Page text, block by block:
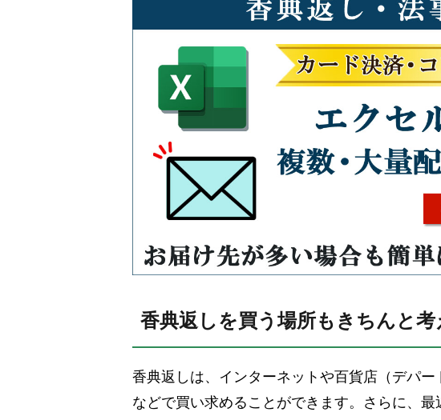
香典返しを買う場所もきちんと考
香典返しは、インターネットや百貨店（デパ
などで買い求めることができます。さらに、